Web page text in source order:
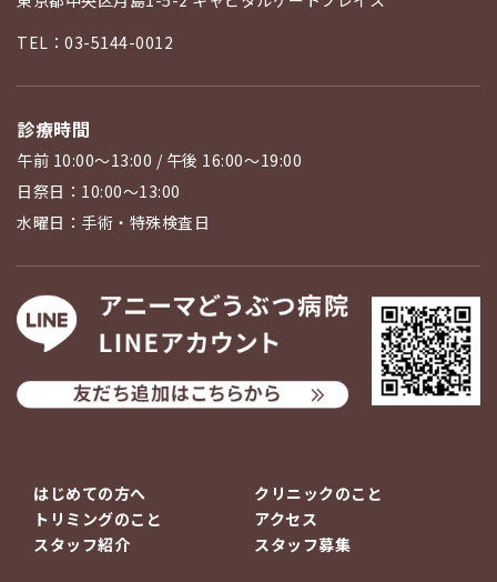
TEL：03-5144-0012
診療時間
午前 10:00〜13:00 / 午後 16:00〜19:00
日祭日：10:00〜13:00
水曜日：手術・特殊検査日
はじめての方へ
クリニックのこと
トリミングのこと
アクセス
スタッフ紹介
スタッフ募集